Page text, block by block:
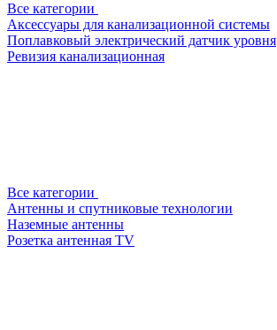
Все категории
Аксессуары для канализационной системы
Поплавковый электрический датчик уровня
Ревизия канализационная
Все категории
Антенны и спутниковые технологии
Наземные антенны
Розетка антенная TV